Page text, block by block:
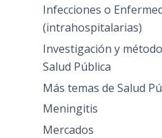
Infecciones o
(intrahospitalarias)
Investigación y
Salud Pública
Más temas de Salud
Meningitis
Mercados